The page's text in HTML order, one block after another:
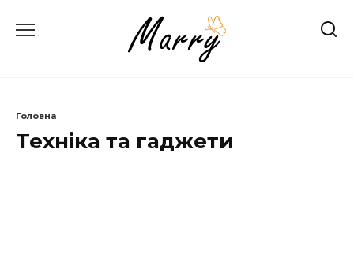
до
Головна
Техніка та гаджети